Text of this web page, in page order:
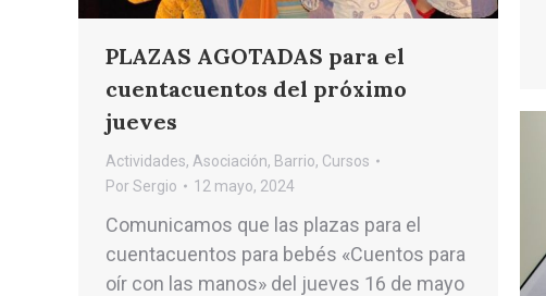
PLAZAS AGOTADAS para el
cuentacuentos del próximo
jueves
Actividades, Asociación, Barrio, Cursos
PorSergio 12 mayo, 2024
Comunicamos que las plazas para el
cuentacuentos para bebés «Cuentos para
oír con las manos» del jueves 16 de mayo